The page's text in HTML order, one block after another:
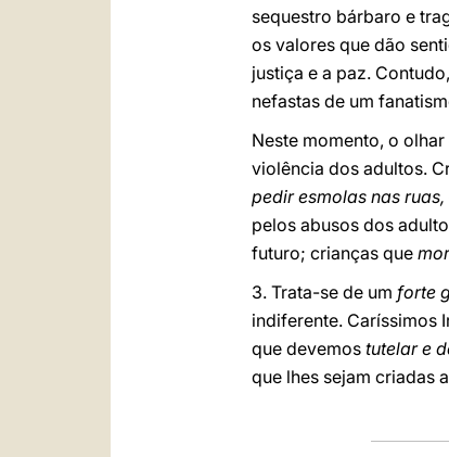
sequestro bárbaro e
os valores que dão
justiça e a paz.
nefastas de um
Neste momento, o
violência dos adultos.
pedir esmolas nas ruas,
pelos abusos dos
futuro; crianças que
3. Trata-se de um forte
indiferente. Caríssimos
que devemos tutelar e
que lhes sejam criadas